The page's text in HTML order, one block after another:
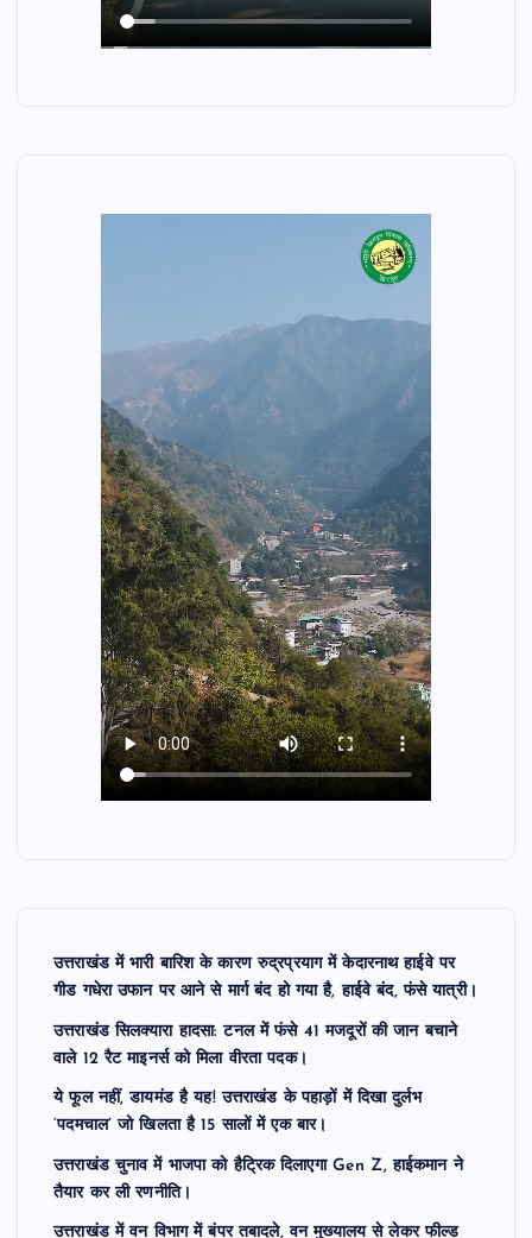
उत्तराखंड में भारी बारिश के कारण रुद्रप्रयाग में केदारनाथ हाईवे पर
गीड गधेरा उफान पर आने से मार्ग बंद हो गया है, हाईवे बंद, फंसे यात्री।
उत्तराखंड सिलक्यारा हादसा: टनल में फंसे 41 मजदूरों की जान बचाने
वाले 12 रैट माइनर्स को मिला वीरता पदक।
ये फूल नहीं, डायमंड है यह! उत्तराखंड के पहाड़ों में दिखा दुर्लभ
‘पदमचाल’ जो खिलता है 15 सालों में एक बार।
उत्तराखंड चुनाव में भाजपा को हैट्रिक दिलाएगा Gen Z, हाईकमान ने
तैयार कर ली रणनीति।
उत्तराखंड में वन विभाग में बंपर तबादले, वन मुख्यालय से लेकर फील्ड